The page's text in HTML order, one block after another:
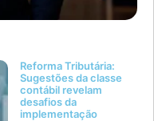
Reforma Tributária:
Sugestões da classe
contábil revelam
desafios da
implementação